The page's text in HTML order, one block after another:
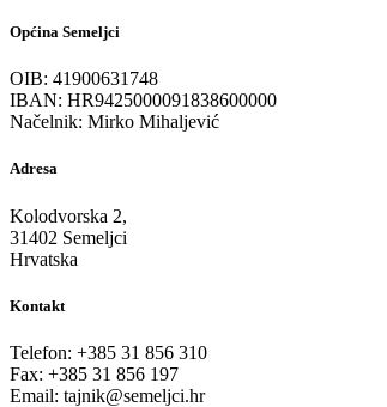
Općina Semeljci
OIB: 41900631748
IBAN: HR9425000091838600000
Načelnik: Mirko Mihaljević
Adresa
Kolodvorska 2,
31402 Semeljci
Hrvatska
Kontakt
Telefon: +385 31 856 310
Fax: +385 31 856 197
Email: tajnik@semeljci.hr